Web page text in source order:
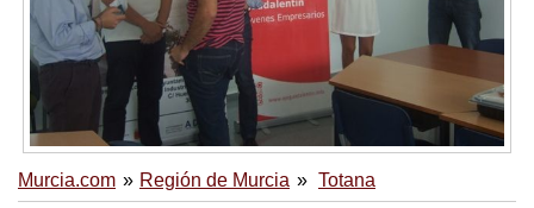
Murcia.com Región de Murcia Totana